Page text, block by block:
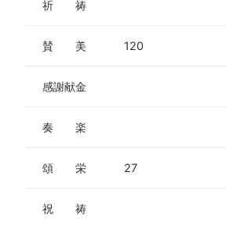
祈 祷
賛 美 120
感謝献金
奏 楽
頌 栄 27
祝 祷